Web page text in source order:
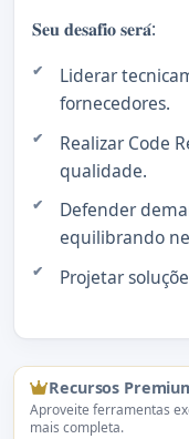
𝐒𝐞𝐮 𝐝𝐞𝐬𝐚𝐟𝐢𝐨 𝐬𝐞𝐫𝐚́:
Liderar
fornecedores.
Realizar Code
qualidade.
Defender
equilibrando
Projetar
Recursos
Aproveite ferramentas
mais completa.